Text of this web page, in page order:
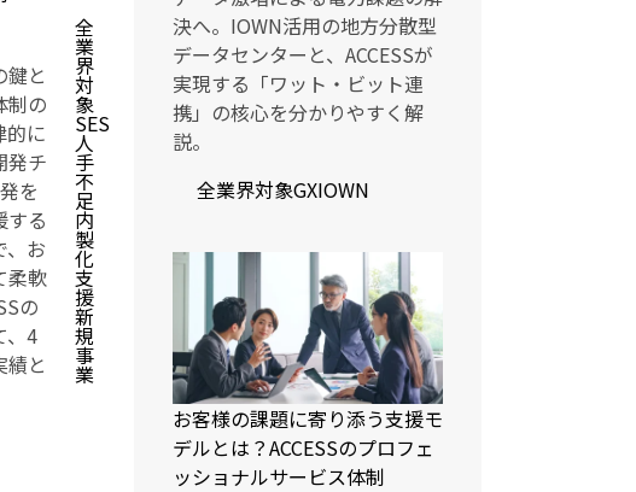
鍵と
制の
的に
発チ
を
する
、お
柔軟
の
、4
績と
全
業
界
対
象
SES
人
手
不
足
内
製
化
支
援
新
規
事
業
決へ。IOWN活用の地方分散型
データセンターと、ACCESSが
実現する「ワット・ビット連
携」の核心を分かりやすく解
説。
全業界対象GXIOWN
お客様の課題に寄り添う支援モ
デルとは？ACCESSのプロフェ
ッショナルサービス体制